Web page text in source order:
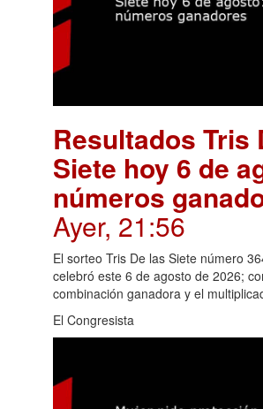
Resultados Tris
Siete hoy 6 de
números
Ayer, 21:56
El sorteo Tris De las Siete número
celebró este 6 de agosto de 2026;
combinación ganadora y el
El Congresista